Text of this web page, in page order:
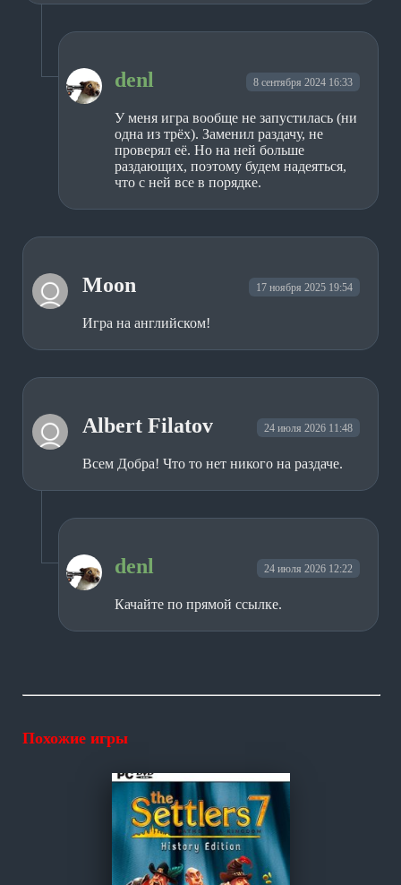
denl 8 сентября 2024 16:33
У меня игра вообще не запустилась (ни
одна из трёх). Заменил раздачу, не
проверял её. Но на ней больше
раздающих, поэтому будем надеяться,
что с ней все в порядке.
Moon 17 ноября 2025 19:54
Игра на английском!
Albert Filatov 24 июля 2026 11:48
Всем Добра! Что то нет никого на раздаче.
denl 24 июля 2026 12:22
Качайте по прямой ссылке.
Похожие игры